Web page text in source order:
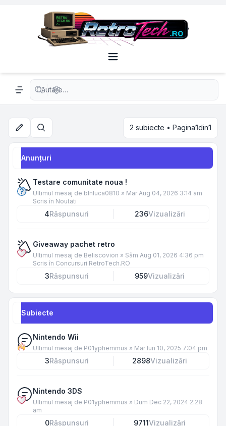
Navigation menu
Căutare avansată
Căutare 2 subiecte • Pagina1din1
Anunţuri
Testare comunitate noua !
Ultimul mesaj de blnluca0810 » Mar Aug 04, 2026 3:14 am
Scris în Noutati
4Răspunsuri 236Vizualizări
Giveaway pachet retro
Ultimul mesaj de Beliscovion » Sâm Aug 01, 2026 4:36 pm
Scris în Concursuri RetroTech.RO
3Răspunsuri 959Vizualizări
Subiecte
Nintendo Wii
Ultimul mesaj de P01yphemmus » Mar Iun 10, 2025 7:04 pm
3Răspunsuri 2898Vizualizări
Nintendo 3DS
Ultimul mesaj de P01yphemmus » Dum Dec 22, 2024 2:28
am
0Răspunsuri 9711Vizualizări